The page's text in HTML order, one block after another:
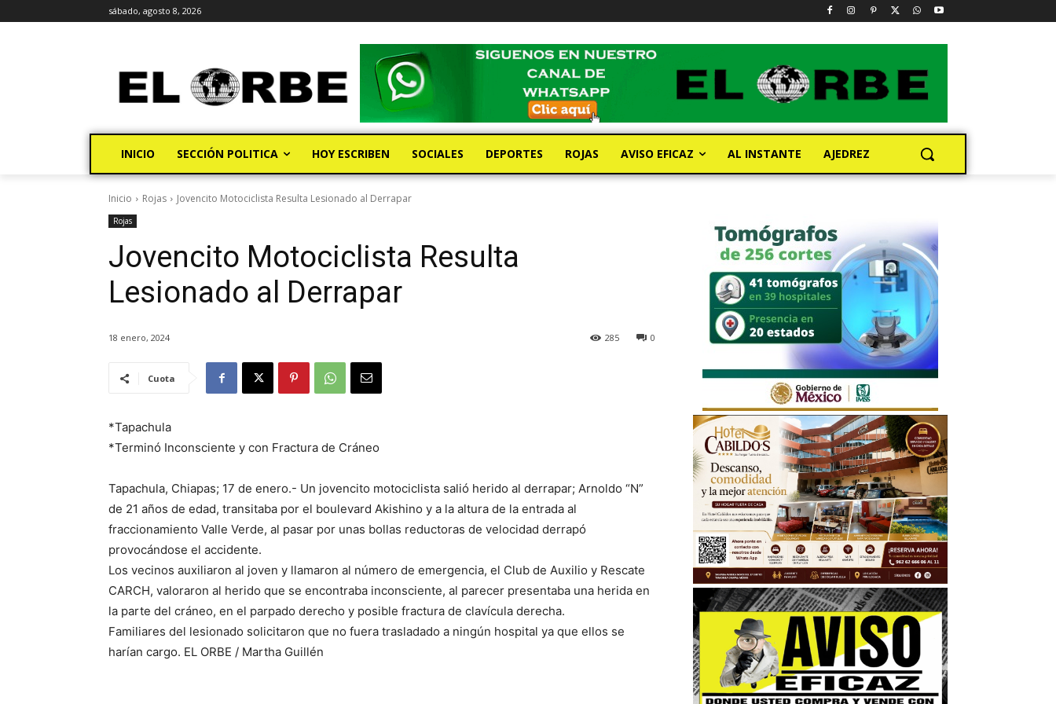
sábado, agosto 8, 2026
INICIO SECCIÓN POLITICA HOY ESCRIBEN SOCIALES DEPORTES ROJAS AVISO EFICAZ AL INSTANTE AJEDREZ
Inicio Rojas Jovencito Motociclista Resulta Lesionado al Derrapar
Rojas
Jovencito Motociclista Resulta
Lesionado al Derrapar
18 enero, 2024 0
285
Cuota
*Tapachula
*Terminó Inconsciente y con Fractura de Cráneo
Tapachula, Chiapas; 17 de enero.- Un jovencito motociclista salió herido al derrapar; Arnoldo “N”
de 21 años de edad, transitaba por el boulevard Akishino y a la altura de la entrada al
fraccionamiento Valle Verde, al pasar por unas bollas reductoras de velocidad derrapó
provocándose el accidente.
Los vecinos auxiliaron al joven y llamaron al número de emergencia, el Club de Auxilio y Rescate
CARCH, valoraron al herido que se encontraba inconsciente, al parecer presentaba una herida en
la parte del cráneo, en el parpado derecho y posible fractura de clavícula derecha.
Familiares del lesionado solicitaron que no fuera trasladado a ningún hospital ya que ellos se
harían cargo. EL ORBE / Martha Guillén